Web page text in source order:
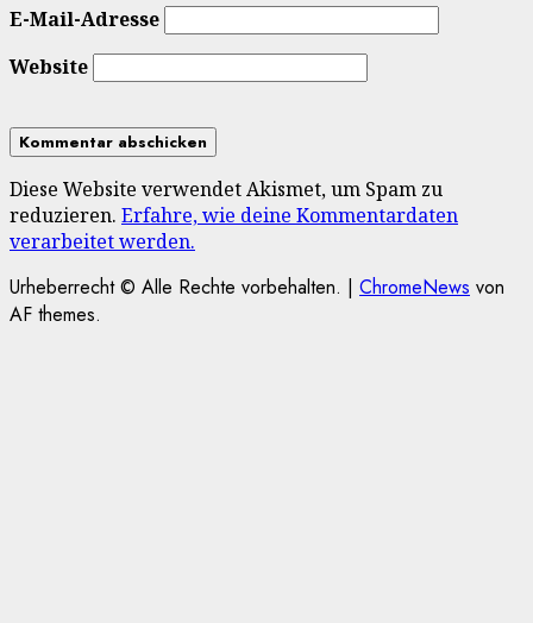
E-Mail-Adresse
Website
Diese Website verwendet Akismet, um Spam zu
reduzieren. Erfahre, wie deine Kommentardaten
verarbeitet werden.
Urheberrecht © Alle Rechte vorbehalten. | ChromeNews von
AF themes.